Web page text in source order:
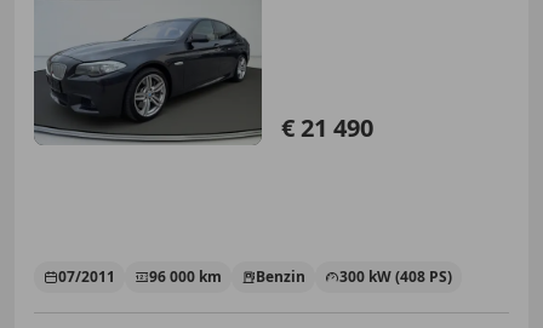
€ 21 490
07/2011 96 000 km Benzin 300 kW (408 PS)